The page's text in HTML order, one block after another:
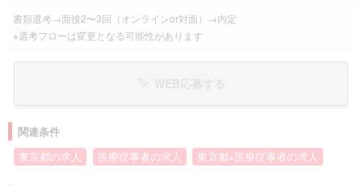
書類選考→面接2〜3回（オンラインor対面）→内定
※選考フローは変更となる可能性があります
関連条件
東京都の求人 医療従事者の求人 東京都×医療従事者の求人